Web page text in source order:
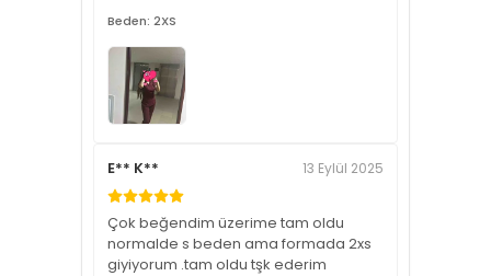
Beden: 2XS
E** K** 13 Eylül 2025
Çok beğendim üzerime tam oldu
normalde s beden ama formada 2xs
giyiyorum .tam oldu tşk ederim